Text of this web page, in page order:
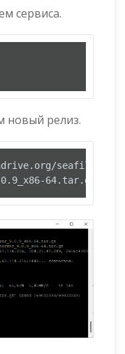
сервиса.
новый релиз.
seafile-
64.tar.gz